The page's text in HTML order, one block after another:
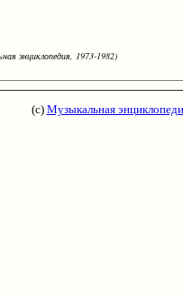
энциклопедия, 1973-1982)
(с) Музыкальная